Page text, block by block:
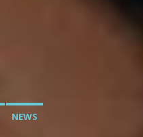
NEWS